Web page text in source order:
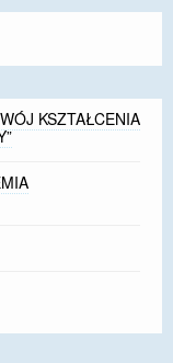
KSZTAŁCENIA